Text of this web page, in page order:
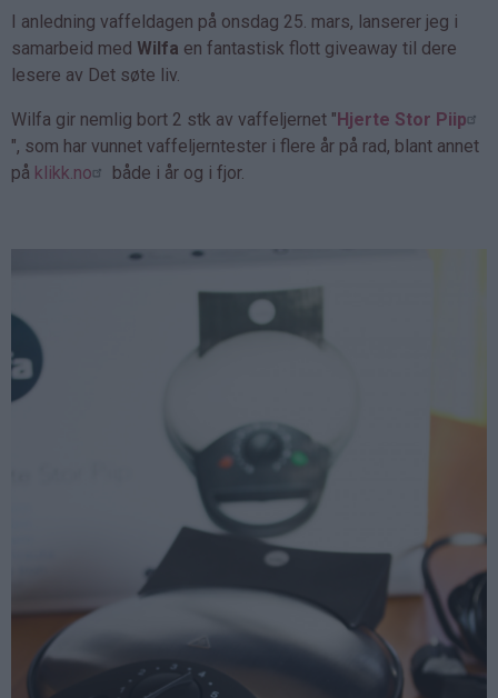
I anledning vaffeldagen på onsdag 25. mars, lanserer jeg i
samarbeid med Wilfa en fantastisk flott giveaway til dere
lesere av Det søte liv.
Wilfa gir nemlig bort 2 stk av vaffeljernet "Hjerte Stor Piip
", som har vunnet vaffeljerntester i flere år på rad, blant annet
på klikk.no både i år og i fjor.